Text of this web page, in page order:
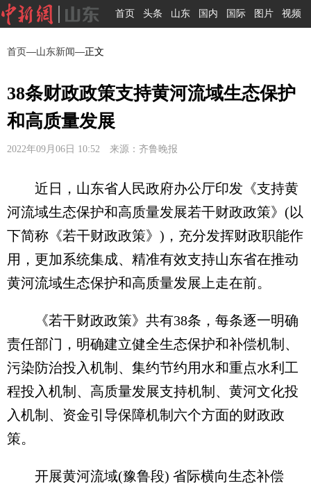
首页 头条 山东 国内 国际 图片 视频
首页—山东新闻—正文
38条财政政策支持黄河流域生态保护
和高质量发展
2022年09月06日 10:52 来源：齐鲁晚报
近日，山东省人民政府办公厅印发《支持黄
河流域生态保护和高质量发展若干财政政策》(以
下简称《若干财政政策》)，充分发挥财政职能作
用，更加系统集成、精准有效支持山东省在推动
黄河流域生态保护和高质量发展上走在前。
《若干财政政策》共有38条，每条逐一明确
责任部门，明确建立健全生态保护和补偿机制、
污染防治投入机制、集约节约用水和重点水利工
程投入机制、高质量发展支持机制、黄河文化投
入机制、资金引导保障机制六个方面的财政政
策。
开展黄河流域(豫鲁段) 省际横向生态补偿